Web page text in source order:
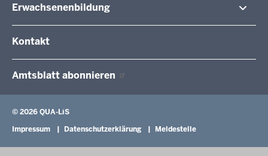
Erwachsenenbildung
Berichtswesen Weiterbildung
ElternMitWirkung NRW
KI:EB
Kontakt
Amtsblattabonnieren
© 2026 QUA-LiS
Fußzeile
Impressum Datenschutzerklärung Meldestelle